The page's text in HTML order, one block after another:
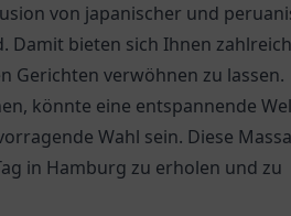
von japanischer und
Damit bieten sich Ihnen
Gerichten verwöhnen zu lassen.
könnte eine entspannende
Wahl sein. Diese
in Hamburg zu erholen und zu